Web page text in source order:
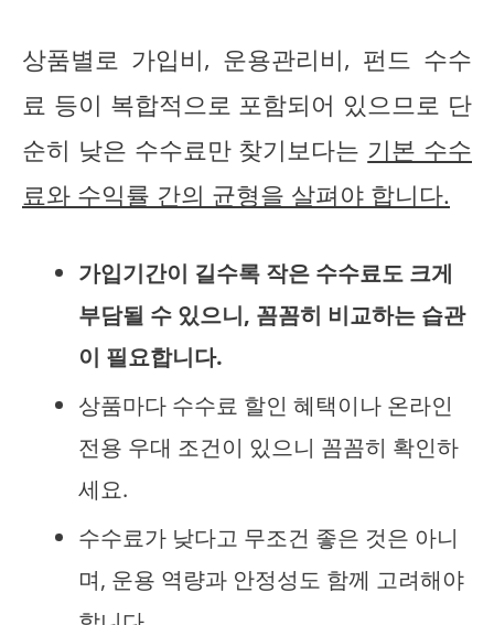
상품별로 가입비, 운용관리비, 펀드 수수
료 등이 복합적으로 포함되어 있으므로 단
순히 낮은 수수료만 찾기보다는 기본 수수
료와 수익률 간의 균형을 살펴야 합니다.
가입기간이 길수록 작은 수수료도 크게
부담될 수 있으니, 꼼꼼히 비교하는 습관
이 필요합니다.
상품마다 수수료 할인 혜택이나 온라인
전용 우대 조건이 있으니 꼼꼼히 확인하
세요.
수수료가 낮다고 무조건 좋은 것은 아니
며, 운용 역량과 안정성도 함께 고려해야